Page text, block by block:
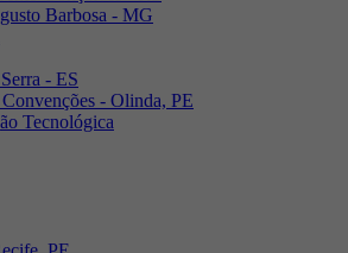
Barbosa - MG
- ES
- Olinda, PE
Tecnológica